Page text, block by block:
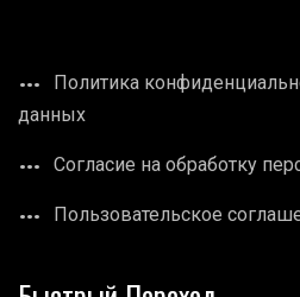
Политика
данных
Согласие на обработку
Пользовательское